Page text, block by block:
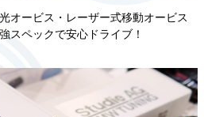
オービス・レーザー式移動オービス
スペックで安心ドライブ！